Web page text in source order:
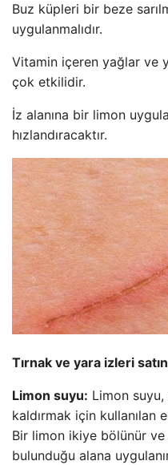
Buz küpleri bir beze
uygulanmalıdır.
Vitamin içeren yağlar ve
çok etkilidir.
İz alanına bir limon
hızlandıracaktır.
Tırnak ve yara izleri
Limon suyu: Limon
kaldırmak için kullanılan
Bir limon ikiye bölünür ve
bulunduğu alana